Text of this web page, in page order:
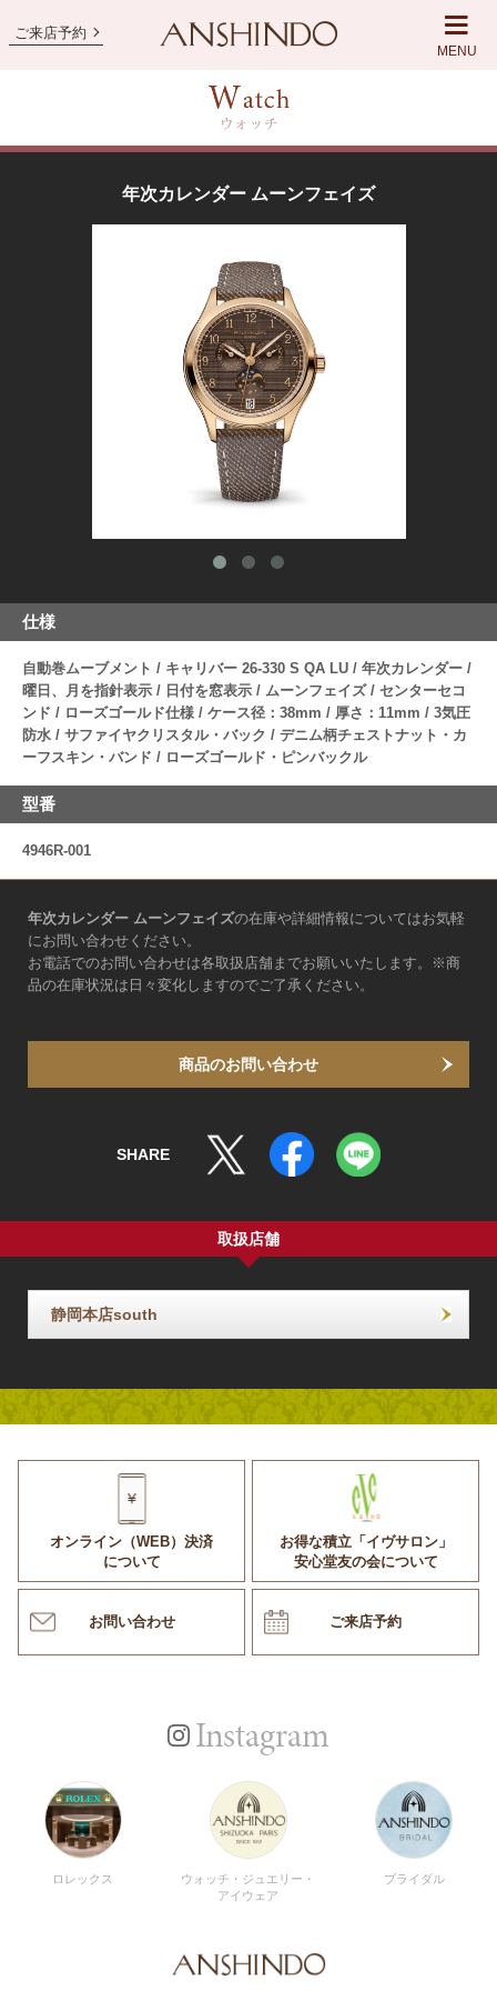
ご来店予約
MENU
年次カレンダー ムーンフェイズ
仕様
自動巻ムーブメント / キャリバー 26‑330 S QA LU / 年次カレンダー /
曜日、月を指針表示 / 日付を窓表示 / ムーンフェイズ / センターセコ
ンド / ローズゴールド仕様 / ケース径：38mm / 厚さ：11mm / 3気圧
防水 / サファイヤクリスタル・バック / デニム柄チェストナット・カ
ーフスキン・バンド / ローズゴールド・ピンバックル
型番
4946R-001
年次カレンダー ムーンフェイズの在庫や詳細情報についてはお気軽
にお問い合わせください。
お電話でのお問い合わせは各取扱店舗までお願いいたします。※商
品の在庫状況は日々変化しますのでご了承ください。
商品のお問い合わせ
SHARE
取扱店舗
静岡本店south
オンライン（WEB）決済
について
お得な積立「イヴサロン」
安心堂友の会について
お問い合わせ ご来店予約
Instagram
ロレックス
ウォッチ・ジュエリー・
アイウェア
ブライダル